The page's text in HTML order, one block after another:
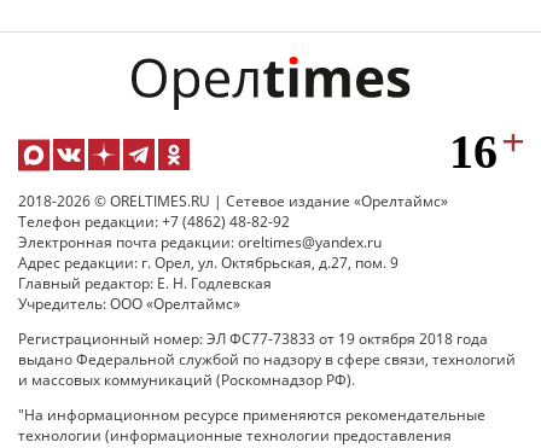
2018-2026 © ORELTIMES.RU | Сетевое издание «Орелтаймс»
Телефон редакции: +7 (4862) 48-82-92
Электронная почта редакции: oreltimes@yandex.ru
Адрес редакции: г. Орел, ул. Октябрьская, д.27, пом. 9
Главный редактор: Е. Н. Годлевская
Учредитель: ООО «Орелтаймс»
Регистрационный номер: ЭЛ ФС77-73833 от 19 октября 2018 года
выдано Федеральной службой по надзору в сфере связи, технологий
и массовых коммуникаций (Роскомнадзор РФ).
"На информационном ресурсе применяются рекомендательные
технологии (информационные технологии предоставления